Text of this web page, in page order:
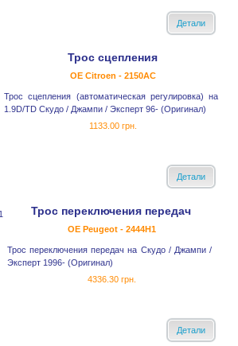
Детали
Трос сцепления
OE Citroen - 2150AC
Трос сцепления (автоматическая регулировка) на
1.9D/TD Скудо / Джампи / Эксперт 96- (Оригинал)
1133.00 грн.
Детали
Трос переключения передач
OE Peugeot - 2444H1
Трос переключения передач на Скудо / Джампи /
Эксперт 1996- (Оригинал)
4336.30 грн.
Детали